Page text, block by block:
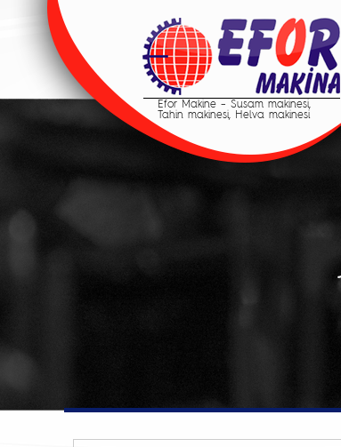
Efor Makine – Susam makinesi,
Tahin makinesi, Helva makinesi